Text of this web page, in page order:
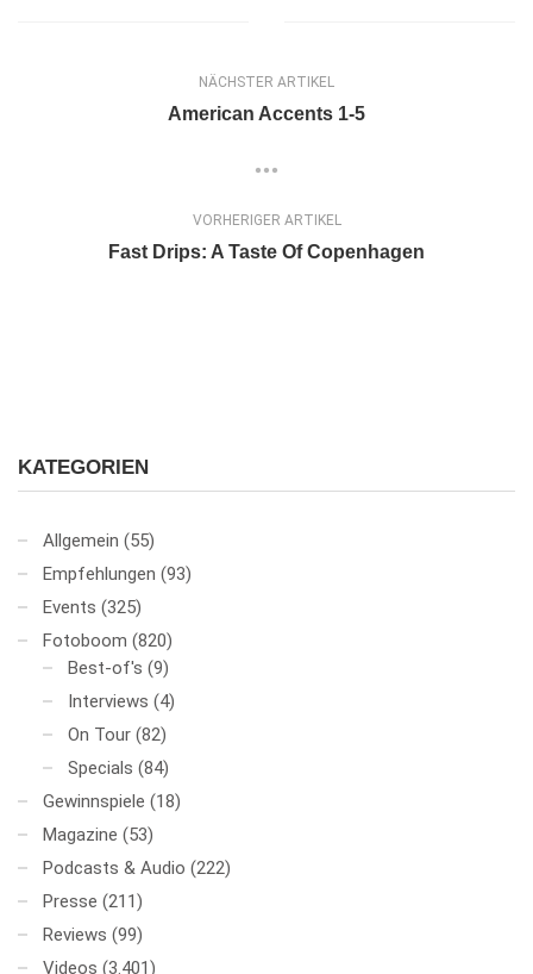
NÄCHSTER ARTIKEL
American Accents 1-5
VORHERIGER ARTIKEL
Fast Drips: A Taste Of Copenhagen
KATEGORIEN
Allgemein (55)
Empfehlungen (93)
Events (325)
Fotoboom (820)
Best-of's (9)
Interviews (4)
On Tour (82)
Specials (84)
Gewinnspiele (18)
Magazine (53)
Podcasts & Audio (222)
Presse (211)
Reviews (99)
Videos (3.401)